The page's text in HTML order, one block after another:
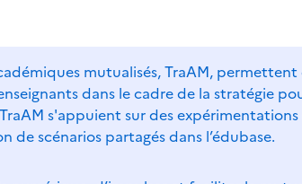
mutualisés, TraAM,
dans le cadre de la stratégie
s'appuient sur des expérimentations
scénarios partagés dans l’édubase.